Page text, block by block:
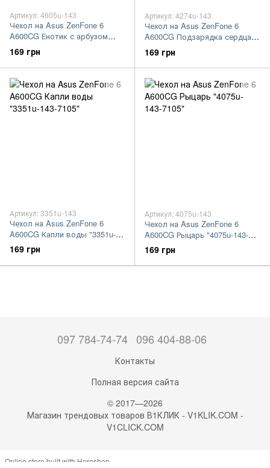
Артикул: 4605u-143
Чехол на Asus ZenFone 6
A600CG Енотик с арбузом
"4605u-143-7105"
169 грн
Артикул: 4274u-143
Чехол на Asus ZenFone 6
A600CG Подзарядка сердца
"4274u-143-7105"
169 грн
Артикул: 3351u-143
Чехол на Asus ZenFone 6
A600CG Капли воды "3351u-
143-7105"
169 грн
Артикул: 4075u-143
Чехол на Asus ZenFone 6
A600CG Рыцарь "4075u-143-
7105"
169 грн
097 784-74-74 096 404-88-06
Контакты
Полная версия сайта
© 2017—2026
Магазин трендовых товаров В1КЛИК - V1KLIK.COM -
V1CLICK.COM
Online store built with Horoshop